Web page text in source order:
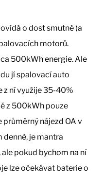
o dost smutné (a
motorů.
500kWh energie. Ale
jí spalovací auto
z ní využije 35-40%
z 500kWh pouze
nájezd OA v
denně, je mantra
pokud bychom na ní
lze očekávat baterie o